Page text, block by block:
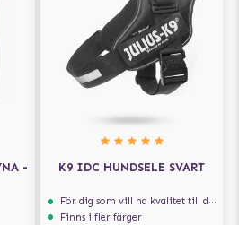
-
K9 IDC HUNDSELE SVART
För dig som vill ha kvalitet till din hund!
Finns i fler färger